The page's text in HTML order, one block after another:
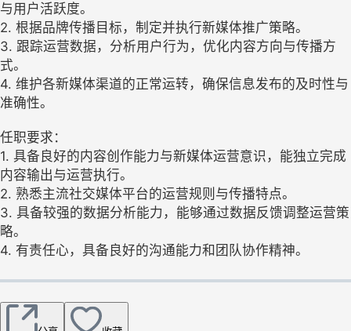
与用户活跃度。
2. 根据品牌传播目标，制定并执行新媒体推广策略。
3. 跟踪运营数据，分析用户行为，优化内容方向与传播方
式。
4. 维护各新媒体渠道的正常运转，确保信息发布的及时性与
准确性。
任职要求：
1. 具备良好的内容创作能力与新媒体运营意识，能独立完成
内容输出与运营执行。
2. 熟悉主流社交媒体平台的运营规则与传播特点。
3. 具备较强的数据分析能力，能够通过数据反馈调整运营策
略。
4. 有责任心，具备良好的沟通能力和团队协作精神。